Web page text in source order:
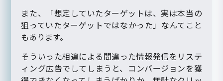
また、「想定していたターゲットは、実は本当の
狙っていたターゲットではなかった」なんてこと
もあります。
そういった相違による間違った情報発信をリステ
ィング広告でしてしまうと、コンバージョンを獲